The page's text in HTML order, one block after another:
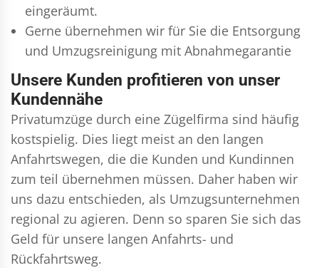
eingeräumt.
Gerne übernehmen wir für Sie die Entsorgung
und Umzugsreinigung mit Abnahmegarantie
Unsere Kunden profitieren von unser
Kundennähe
Privatumzüge durch eine Zügelfirma sind häufig
kostspielig. Dies liegt meist an den langen
Anfahrtswegen, die die Kunden und Kundinnen
zum teil übernehmen müssen. Daher haben wir
uns dazu entschieden, als Umzugsunternehmen
regional zu agieren. Denn so sparen Sie sich das
Geld für unsere langen Anfahrts- und
Rückfahrtsweg.